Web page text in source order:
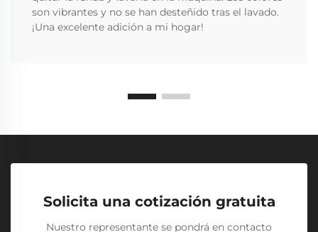
son vibrantes y no se han desteñido tras el lavado.
¡Una excelente adición a mi hogar!
Solicita una cotización gratuita
Nuestro representante se pondrá en contacto